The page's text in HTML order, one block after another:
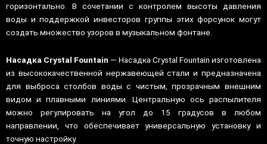
горизонтально. В сочетании с контролем высоты давления
воды и поддержкой инвесторов группы этих форсунок могут
создать множество узоров в музыкальном фонтане.
Насадка Crystal Fountain — Насадка Crystal Fountain изготовлена
​​из высококачественной нержавеющей стали и предназначена
для выброса столбов воды с чистым, прозрачным внешним
видом и плавными линиями. Центральную ось распылителя
можно регулировать на угол до 15 градусов в любом
направлении, что обеспечивает универсальную установку и
точную настройку.